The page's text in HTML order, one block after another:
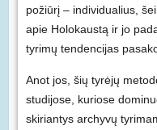
požiūrį – individualius,
apie Holokaustą ir jo
tyrimų tendencijas
Anot jos, šių tyrėjų
studijose, kuriose
skiriantys archyvų